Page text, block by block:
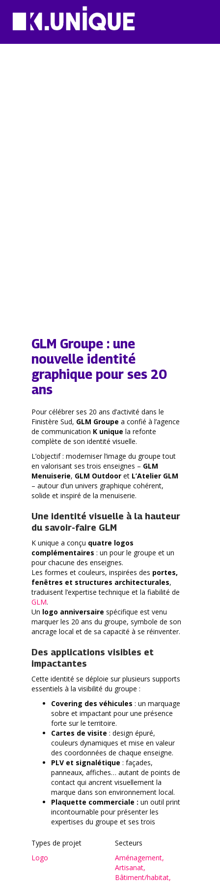
GLM Groupe : une
nouvelle identité
graphique pour ses 20
ans
Pour célébrer ses 20 ans d’activité dans le
Finistère Sud, GLM Groupe a confié à l’agence
de communication K unique la refonte
complète de son identité visuelle.
L’objectif : moderniser l’image du groupe tout
en valorisant ses trois enseignes – GLM
Menuiserie, GLM Outdoor et L’Atelier GLM
– autour d’un univers graphique cohérent,
solide et inspiré de la menuiserie.
Une identité visuelle à la hauteur
du savoir-faire GLM
K unique a conçu quatre logos
complémentaires : un pour le groupe et un
pour chacune des enseignes.
Les formes et couleurs, inspirées des portes,
fenêtres et structures architecturales,
traduisent l’expertise technique et la fiabilité de
GLM.
Un logo anniversaire spécifique est venu
marquer les 20 ans du groupe, symbole de son
ancrage local et de sa capacité à se réinventer.
Des applications visibles et
impactantes
Cette identité se déploie sur plusieurs supports
essentiels à la visibilité du groupe :
Covering des véhicules : un marquage
sobre et impactant pour une présence
forte sur le territoire.
Cartes de visite : design épuré,
couleurs dynamiques et mise en valeur
des coordonnées de chaque enseigne.
PLV et signalétique : façades,
panneaux, affiches… autant de points de
contact qui ancrent visuellement la
marque dans son environnement local.
Plaquette commerciale : un outil print
incontournable pour présenter les
expertises du groupe et ses trois
hiérarchisé et attractif.
Grâce à cette refonte d’identité,GLM Groupe
affirme son image moderne, accessible et
Types de projet
Logo
Secteurs
Aménagement,
Artisanat,
Bâtiment/habitat,